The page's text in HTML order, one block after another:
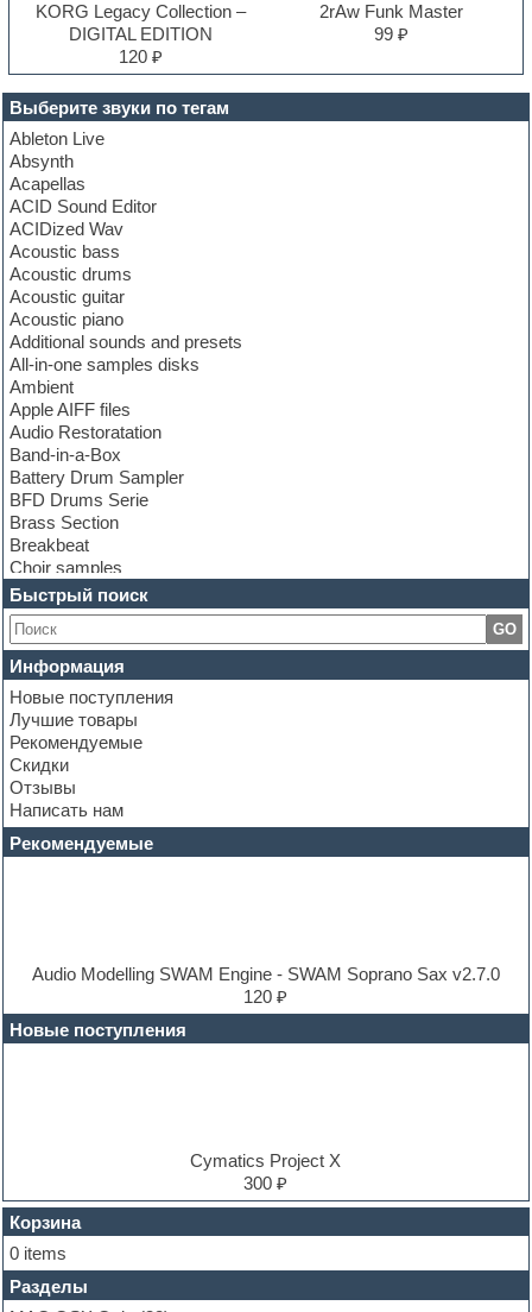
Выберите звуки по тегам
Ableton Live
Absynth
Acapellas
ACID Sound Editor
ACIDized Wav
Acoustic bass
Acoustic drums
Acoustic guitar
Acoustic piano
Additional sounds and presets
All-in-one samples disks
Ambient
Apple AIFF files
Audio Restoratation
Band-in-a-Box
Battery Drum Sampler
BFD Drums Serie
Brass Section
Breakbeat
Choir samples
Chris Hein Samples
Cinematic samples
Club bass
Club leads
Club sounds
Construction kits
Convolution
Cubase
Dance drums
Dance music production tutorials
DAW
Disco samples
DJ Software
E-MU Samples
Electric guitar
Electric piano
FL Studio
Flute
Folk samples
Fruityloops
Funk
Быстрый поиск
GO
Информация
Новые поступления
Лучшие товары
Рекомендуемые
Скидки
Отзывы
Написать нам
Рекомендуемые
Audio Modelling SWAM Engine - SWAM Soprano Sax v2.7.0
120 ₽
Новые поступления
Cymatics Project X
300 ₽
KORG Legacy Collection –
DIGITAL EDITION
120 ₽
2rAw Funk Master
99 ₽
Корзина
0 items
Разделы